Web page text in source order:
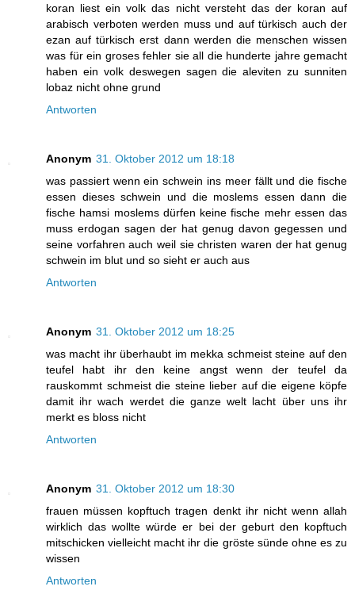
koran liest ein volk das nicht versteht das der koran auf
arabisch verboten werden muss und auf türkisch auch der
ezan auf türkisch erst dann werden die menschen wissen
was für ein groses fehler sie all die hunderte jahre gemacht
haben ein volk deswegen sagen die aleviten zu sunniten
lobaz nicht ohne grund
Antworten
Anonym 31. Oktober 2012 um 18:18
was passiert wenn ein schwein ins meer fällt und die fische
essen dieses schwein und die moslems essen dann die
fische hamsi moslems dürfen keine fische mehr essen das
muss erdogan sagen der hat genug davon gegessen und
seine vorfahren auch weil sie christen waren der hat genug
schwein im blut und so sieht er auch aus
Antworten
Anonym 31. Oktober 2012 um 18:25
was macht ihr überhaubt im mekka schmeist steine auf den
teufel habt ihr den keine angst wenn der teufel da
rauskommt schmeist die steine lieber auf die eigene köpfe
damit ihr wach werdet die ganze welt lacht über uns ihr
merkt es bloss nicht
Antworten
Anonym 31. Oktober 2012 um 18:30
frauen müssen kopftuch tragen denkt ihr nicht wenn allah
wirklich das wollte würde er bei der geburt den kopftuch
mitschicken vielleicht macht ihr die gröste sünde ohne es zu
wissen
Antworten